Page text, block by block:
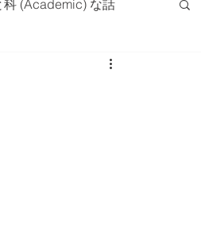
科 (Academic) な話